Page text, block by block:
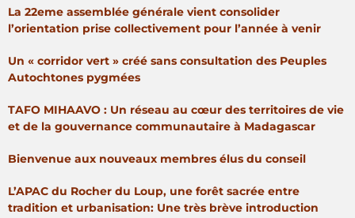
La 22eme assemblée générale vient consolider
l’orientation prise collectivement pour l’année à venir
Un « corridor vert » créé sans consultation des Peuples
Autochtones pygmées
TAFO MIHAAVO : Un réseau au cœur des territoires de vie
et de la gouvernance communautaire à Madagascar
Bienvenue aux nouveaux membres élus du conseil
L’APAC du Rocher du Loup, une forêt sacrée entre
tradition et urbanisation: Une très brève introduction